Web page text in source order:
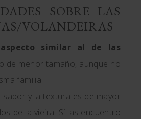
SOBRE LAS
VOLANDEIRAS
aspecto similar al de las
de menor tamaño, aunque no
familia.
sabor y la textura es de mayor
de la vieira. Sí las encuentro